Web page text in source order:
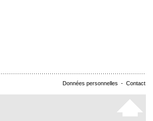
Données personnelles - Contact